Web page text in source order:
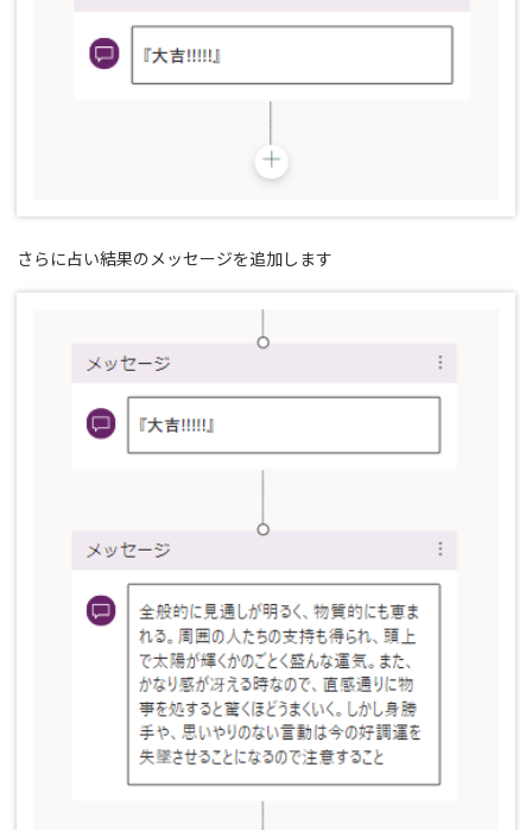
さらに占い結果のメッセージを追加します